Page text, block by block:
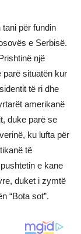
për fundin
e Serbisë.
një
parë situatën kur
të ri dhe
amerikanë
duke parë se
ku lufta për
të
e kane
duket i zymtë
“Bota sot”.